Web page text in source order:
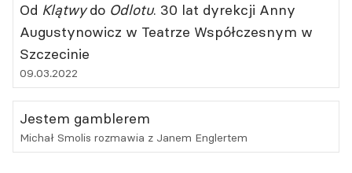
Od Klątwydo Odlotu. 30 lat dyrekcji Anny
Augustynowicz w Teatrze Współczesnym w
Szczecinie
09.03.2022
Jestem gamblerem
Michał Smolis rozmawia z Janem Englertem